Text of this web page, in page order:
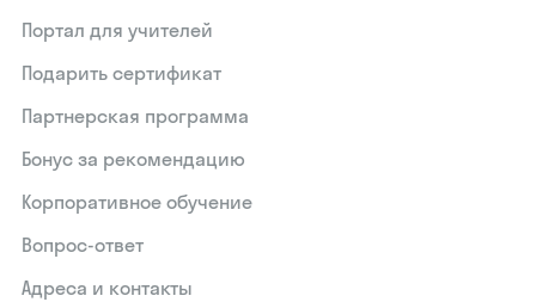
Портал для учителей
Подарить сертификат
Партнерская программа
Бонус за рекомендацию
Корпоративное обучение
Вопрос-ответ
Адреса и контакты